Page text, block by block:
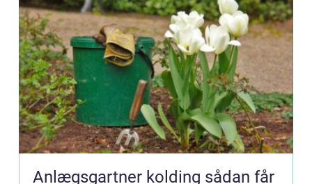
Anlægsgartner kolding sådan får